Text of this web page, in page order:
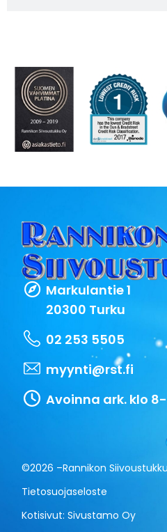
Markulantie 1
20300 Turku
02 253 5505
myynti@rst.fi
Avoinna ark. klo 8-
©2026 –Rannikon Siivoustukku
Tietosuojaseloste
Kotisivut:Sivustamo Oy